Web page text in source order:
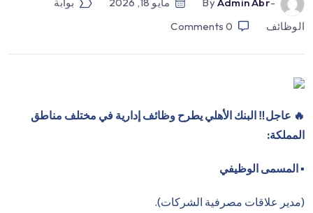
الوظائف
0
Comments
🔥 عاجل‼️ البنك الأهلي يطرح وظائف إدارية في مختلف مناطق
المملكة:
▪️المسمى الوظيفي
(مدير علاقات مصرفية الشركات).